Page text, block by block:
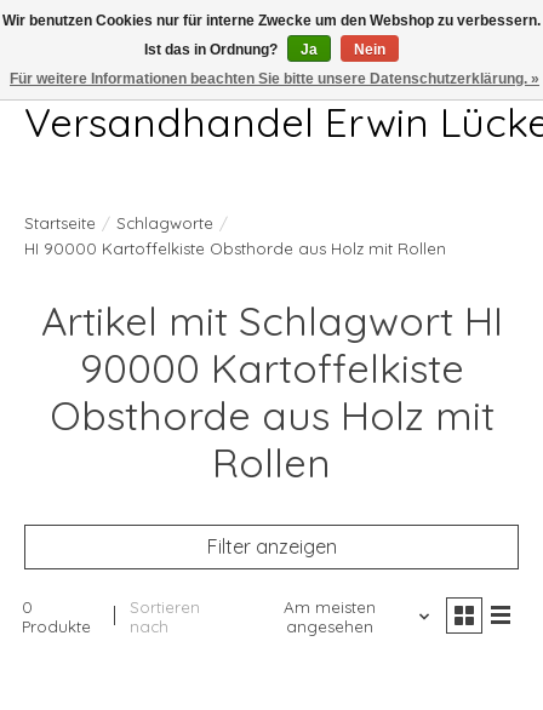
Telefon 04407 715872 MO-DO 7.00-17.00Uhr FR 7.00-13.00Uhr
Versandhandel Erwin
Startseite / Schlagworte /
HI 90000 Kartoffelkiste Obsthorde aus Holz mit Rollen
Artikel mit Schlagwort HI
90000 Kartoffelkiste
Obsthorde aus Holz mit
Rollen
Filter anzeigen
0
Produkte
Sortieren
nach
Am meisten
angesehen
Wir benutzen Cookies nur für interne Zwecke um den Webshop zu verbessern.
Ist das in Ordnung?
Ja
Nein
Für weitere Informationen beachten Sie bitte unsere Datenschutzerklärung. »